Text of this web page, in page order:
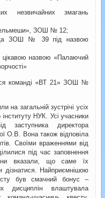
незвичайних змагань
ЗОШ № 12;
ЗОШ № 39 під назвою
назвою «Палаючий
команді «ВТ 21» ЗОШ №
на загальній зустрічі усіх
інституту НУК. Усі учасники
заступника директора
О.В. Вона також відповіла
Своїми враженнями від
під час заповнення
вказали, що саме їх
Найприємнішою
був смачний бонус –
дисциплін влаштувала